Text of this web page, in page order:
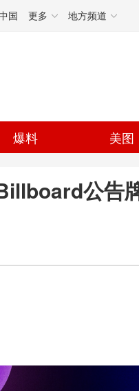
国 更多 地方频道
爆料 美图
公告